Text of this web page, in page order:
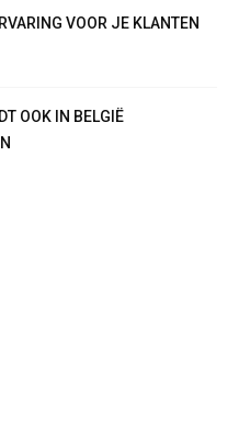
VOOR JE KLANTEN
OOK IN BELGIË